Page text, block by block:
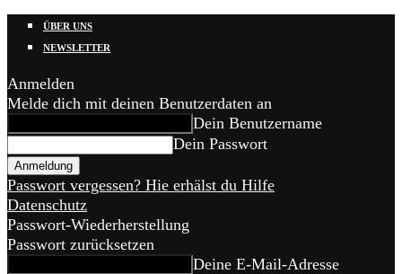
ÜBER UNS
NEWSLETTER
Anmelden
Melde dich mit deinen Benutzerdaten an
Dein Benutzername
Dein Passwort
Passwort vergessen? Hie erhälst du Hilfe
Datenschutz
Passwort-Wiederherstellung
Passwort zurücksetzen
Deine E-Mail-Adresse